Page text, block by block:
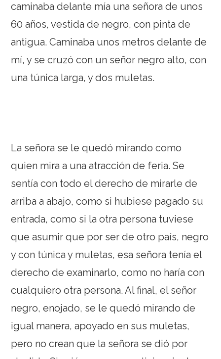
caminaba delante mía una señora de unos
60 años, vestida de negro, con pinta de
antigua. Caminaba unos metros delante de
mí, y se cruzó con un señor negro alto, con
una túnica larga, y dos muletas.
La señora se le quedó mirando como
quien mira a una atracción de feria. Se
sentía con todo el derecho de mirarle de
arriba a abajo, como si hubiese pagado su
entrada, como si la otra persona tuviese
que asumir que por ser de otro país, negro
y con túnica y muletas, esa señora tenía el
derecho de examinarlo, como no haría con
cualquiero otra persona. Al final, el señor
negro, enojado, se le quedó mirando de
igual manera, apoyado en sus muletas,
pero no crean que la señora se dió por